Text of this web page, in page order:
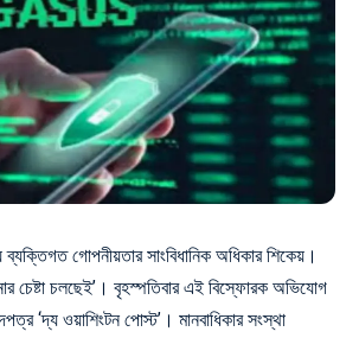
ব্যক্তিগত গোপনীয়তার সাংবিধানিক অধিকার শিকেয়।
চেষ্টা চলছেই’। বৃহস্পতিবার এই বিস্ফোরক অভিযোগ
‘দ্য ওয়াশিংটন পোস্ট’। মানবাধিকার সংস্থা